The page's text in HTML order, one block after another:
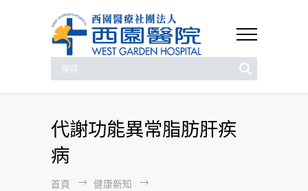
代謝功能異常脂肪肝疾
病
首頁
健康新知